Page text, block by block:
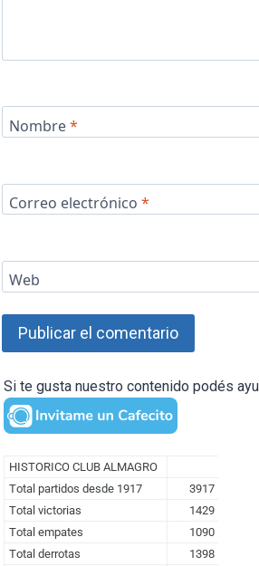
Nombre*
Correo electrónico *
Web
Si te gusta nuestro contenido podés